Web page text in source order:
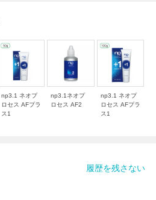
np3.1 ネオプ
ロセス AFプラ
ス1
np3.1ネオプ
ロセス AF2
np3.1 ネオプ
ロセス AFプラ
ス1
履歴を残さない